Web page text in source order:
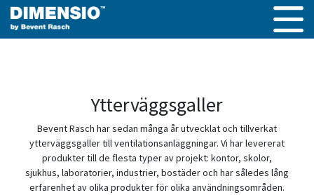
Ytterväggsgaller
Bevent Rasch har sedan många år utvecklat och tillverkat
ytterväggsgaller till ventilationsanläggningar. Vi har levererat
produkter till de flesta typer av projekt: kontor, skolor,
sjukhus, laboratorier, industrier, bostäder och har således lång
erfarenhet av olika produkter för olika användningsområden.